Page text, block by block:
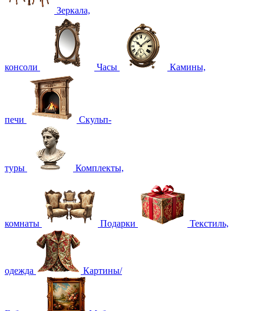
Зеркала,
консоли Часы Камины,
печи Скульп-
туры Комплекты,
комнаты Подарки Текстиль,
одежда Картины/